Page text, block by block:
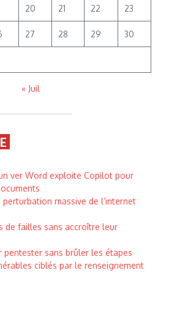
20 21 22 23
27 28 29 30
« Juil
ver Word exploite Copilot pour
massive de l’internet
de failles sans accroître leur
pentester sans brûler les étapes
ciblés par le renseignement